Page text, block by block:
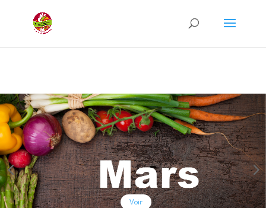
Recherche
produits
Voir